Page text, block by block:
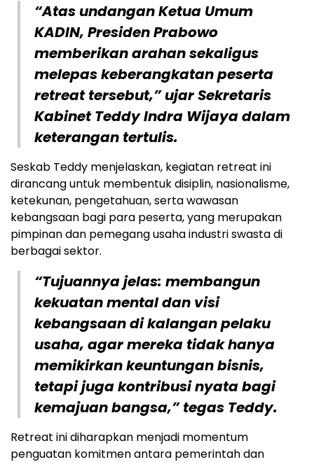
“Atas undangan Ketua Umum
KADIN, Presiden Prabowo
memberikan arahan sekaligus
melepas keberangkatan peserta
retreat tersebut,” ujar Sekretaris
Kabinet Teddy Indra Wijaya dalam
keterangan tertulis.
Seskab Teddy menjelaskan, kegiatan retreat ini
dirancang untuk membentuk disiplin, nasionalisme,
ketekunan, pengetahuan, serta wawasan
kebangsaan bagi para peserta, yang merupakan
pimpinan dan pemegang usaha industri swasta di
berbagai sektor.
“Tujuannya jelas: membangun
kekuatan mental dan visi
kebangsaan di kalangan pelaku
usaha, agar mereka tidak hanya
memikirkan keuntungan bisnis,
tetapi juga kontribusi nyata bagi
kemajuan bangsa,” tegas Teddy.
Retreat ini diharapkan menjadi momentum
penguatan komitmen antara pemerintah dan